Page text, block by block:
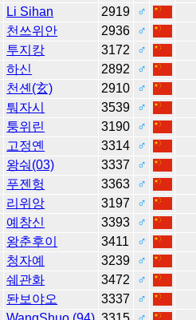
Li Sihan 2919
♂
천쓰위안 2936
♂
투지캉 3172
♂
하신 2892
♂
천셴(玄) 2910
♂
퉈자시 3539
♂
퉁위린 3190
♂
고정옌 3314
♂
왕숴(03) 3337
♂
푸젠헝 3363
♂
리위앙 3197
♂
예창신 3393
♂
왕춘후이 3411
♂
청자예 3239
♂
쉐관화 3472
♂
돤보야오 3337
♂